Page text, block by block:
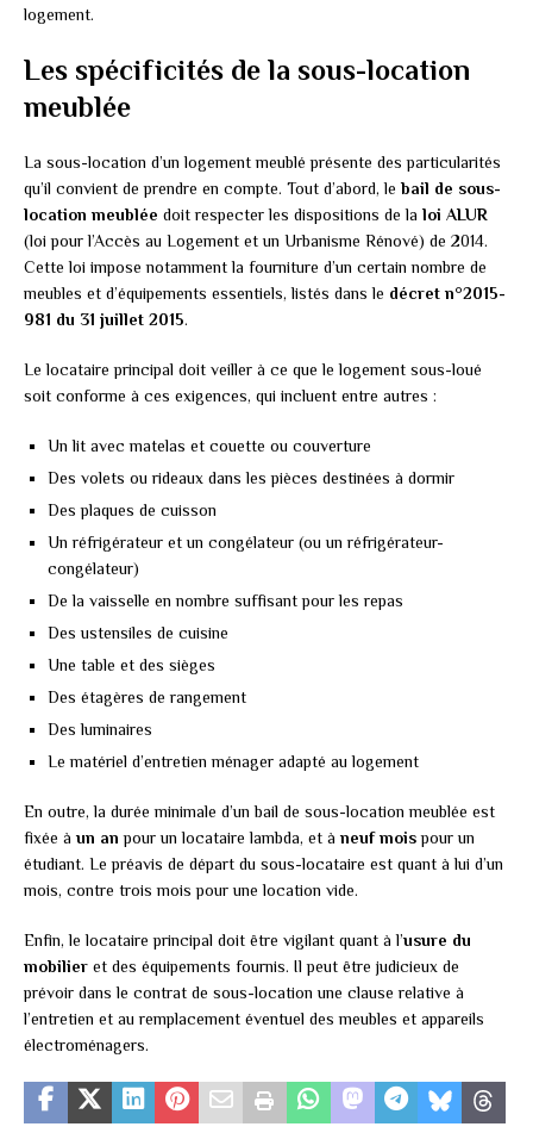
logement.
Les spécificités de la sous-location
meublée
La sous-location d’un logement meublé présente des particularités
qu’il convient de prendre en compte. Tout d’abord, lebail de sous-
location meublée doit respecter les dispositions de la loi ALUR
(loi pour l’Accès au Logement et un Urbanisme Rénové) de 2014.
Cette loi impose notamment la fourniture d’un certain nombre de
meubles et d’équipements essentiels, listés dans le décret n°2015-
981 du 31 juillet 2015.
Le locataire principal doit veiller à ce que le logement sous-loué
soit conforme à ces exigences, qui incluent entre autres :
Un lit avec matelas et couette ou couverture
Des volets ou rideaux dans les pièces destinées à dormir
Des plaques de cuisson
Un réfrigérateur et un congélateur (ou un réfrigérateur-
congélateur)
De la vaisselle en nombre suffisant pour les repas
Des ustensiles de cuisine
Une table et des sièges
Des étagères de rangement
Des luminaires
Le matériel d’entretien ménager adapté au logement
En outre, la durée minimale d’un bail de sous-location meublée est
fixée àun an pour un locataire lambda, et à neuf moispour un
étudiant. Le préavis de départ du sous-locataire est quant à lui d’un
mois, contre trois mois pour une location vide.
Enfin, le locataire principal doit être vigilant quant à l’usure du
mobilier et des équipements fournis. Il peut être judicieux de
prévoir dans le contrat de sous-location une clause relative à
l’entretien et au remplacement éventuel des meubles et appareils
électroménagers.